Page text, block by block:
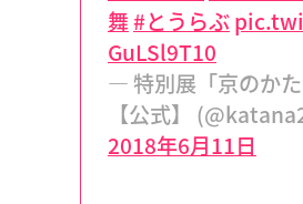
舞#とうらぶ
GuLSl9T10
— 特別展「京のか
【公式】
2018年6月11日